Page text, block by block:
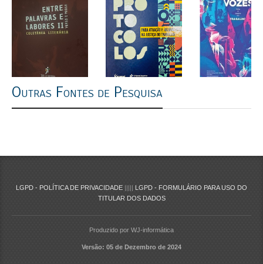
Outras Fontes de Pesquisa
LGPD - POLÍTICA DE PRIVACIDADE ||||| LGPD - FORMULÁRIO PARA USO DO
TITULAR DOS DADOS
Produzido por WJ-informática
Versão: 05 de Dezembro de 2024